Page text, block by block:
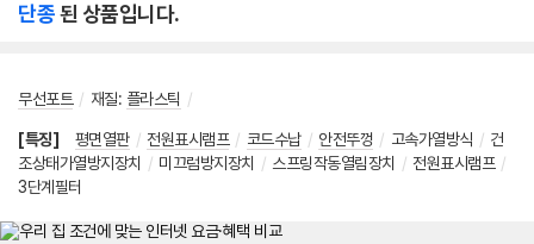
단종된 상품입니다.
무선포트 / 재질: 플라스틱 /
[특징] 평면열판 / 전원표시램프 / 코드수납 / 안전뚜껑 / 고속가열방식 / 건
조상태가열방지장치
/ 미끄럼방지장치 / 스프링작동열림장치 / 전원표시램프 /
3단계필터